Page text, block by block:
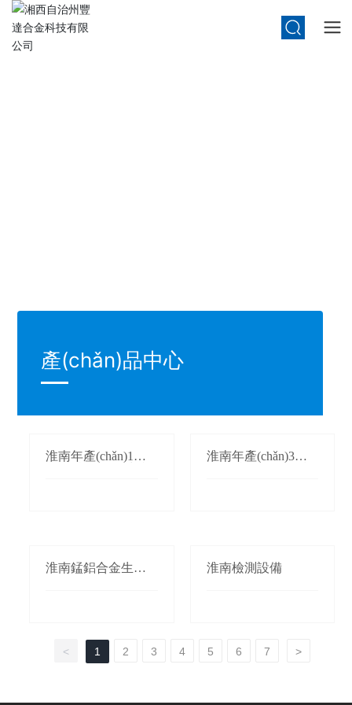
產(chǎn)品中心
淮南年產(chǎn)1萬
淮南年產(chǎn)3萬
淮南錳鋁合金生產(c
淮南檢測設備
< 1 2 3 4 5 6 7 >